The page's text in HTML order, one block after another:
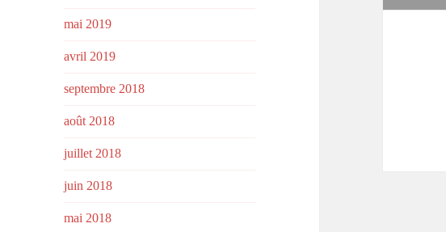
mai 2019
avril 2019
septembre 2018
août 2018
juillet 2018
juin 2018
mai 2018